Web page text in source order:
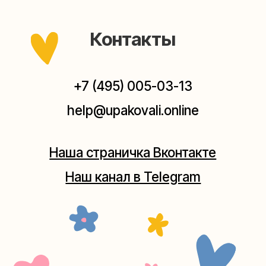
Москва, ул.Таганская, дом 25-27
(как пройти)
Мастерская на Плющихе
+7 (980) 495-03-13
+7 (980) 156-03-13